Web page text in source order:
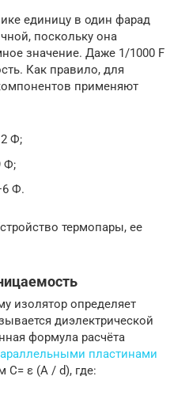
единицу в один фарад
поскольку она
значение. Даже 1/1000 F
Как правило, для
применяют
Ф;
Ф;
Ф.
термопары, ее
изолятор определяет
диэлектрической
формула расчёта
пластинами
ε (A / d), где: